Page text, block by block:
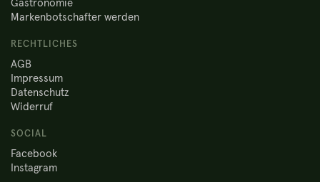
Gastronomie
Markenbotschafter werden
RECHTLICHES
AGB
Impressum
Datenschutz
Widerruf
SOCIAL
Facebook
Instagram